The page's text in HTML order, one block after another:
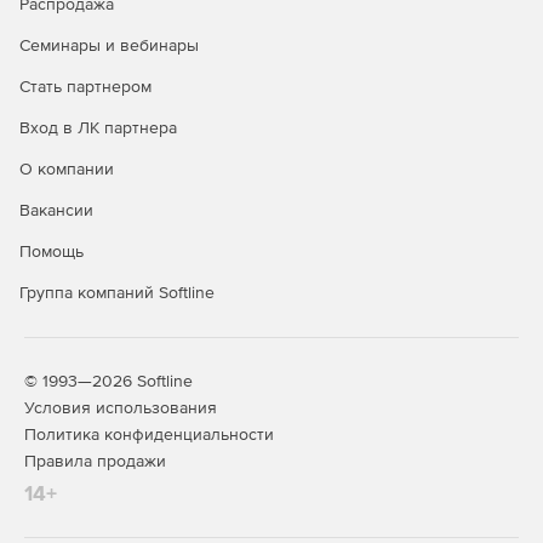
веществ при сварочных работах.
«АБЗ-Эколог 1.1»
загрязняющих веществ асфальтобетонными
вредных веществ в атмосферу при производстве
металлопокрытий в различных отраслях
магистралях.
«Деревообработка 1.0»выполняет расчет выбросов
загрязняющих веществ в атмосферу
Семинары и вебинары
Стать партнером
Вход в ЛК партнера
О компании
Вакансии
Помощь
Группа компаний Softline
© 1993—2026 Softline
Условия использования
Политика конфиденциальности
Правила продажи
14+